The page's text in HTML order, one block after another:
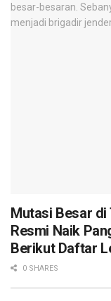
Mutasi Besar di
Resmi Naik
Berikut Daftar
0 SHARES